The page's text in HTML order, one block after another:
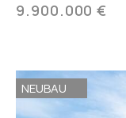
9.900.000 €
NEUBAU